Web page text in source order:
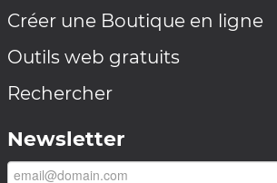
Créer une Boutique en ligne
Outils web gratuits
Rechercher
Newsletter